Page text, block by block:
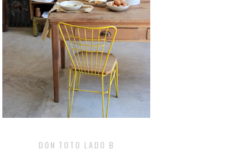
DON TOTO LADO B